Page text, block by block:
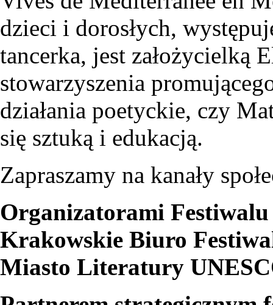
dzieci i dorosłych,
tancerka, jest założycielką
stowarzyszenia
działania poetyckie, czy
się sztuką i edukacją.
Zapraszamy na kanały
Organizatorami
Krakowskie Biuro
Miasto Literatury